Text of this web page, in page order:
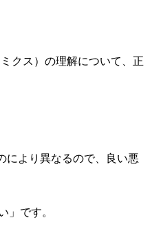
クス）の理解について、正
により異なるので、良い悪
」です。